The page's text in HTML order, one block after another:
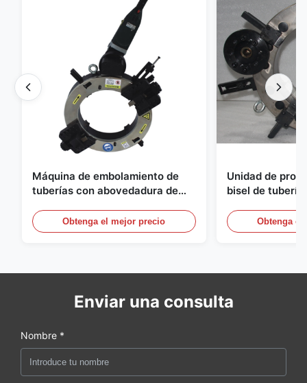
Máquina de embolamiento de
tuberías con abovedadura de
CNC Equipo de embolamiento de
extremos de tuberías de
Obtenga el mejor precio
Unidad de
bisel de
Obtenga el
Enviar una consulta
Nombre *